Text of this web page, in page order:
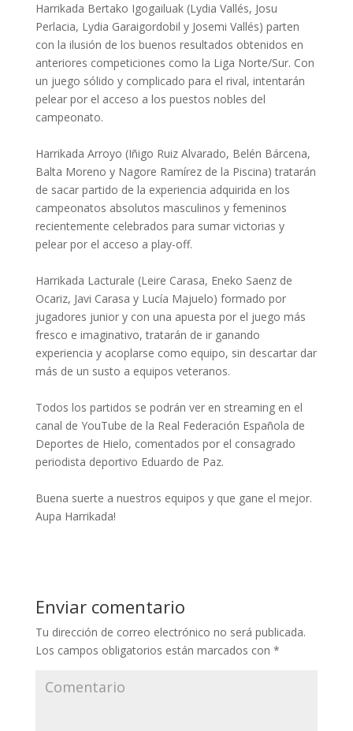
Harrikada Bertako Igogailuak (Lydia Vallés, Josu
Perlacia, Lydia Garaigordobil y Josemi Vallés) parten
con la ilusión de los buenos resultados obtenidos en
anteriores competiciones como la Liga Norte/Sur. Con
un juego sólido y complicado para el rival, intentarán
pelear por el acceso a los puestos nobles del
campeonato.
Harrikada Arroyo (Iñigo Ruiz Alvarado, Belén Bárcena,
Balta Moreno y Nagore Ramírez de la Piscina) tratarán
de sacar partido de la experiencia adquirida en los
campeonatos absolutos masculinos y femeninos
recientemente celebrados para sumar victorias y
pelear por el acceso a play-off.
Harrikada Lacturale (Leire Carasa, Eneko Saenz de
Ocariz, Javi Carasa y Lucía Majuelo) formado por
jugadores junior y con una apuesta por el juego más
fresco e imaginativo, tratarán de ir ganando
experiencia y acoplarse como equipo, sin descartar dar
más de un susto a equipos veteranos.
Todos los partidos se podrán ver en streaming en el
canal de YouTube de la Real Federación Española de
Deportes de Hielo, comentados por el consagrado
periodista deportivo Eduardo de Paz.
Buena suerte a nuestros equipos y que gane el mejor.
Aupa Harrikada!
Enviar comentario
Tu dirección de correo electrónico no será publicada.
Los campos obligatorios están marcados con *